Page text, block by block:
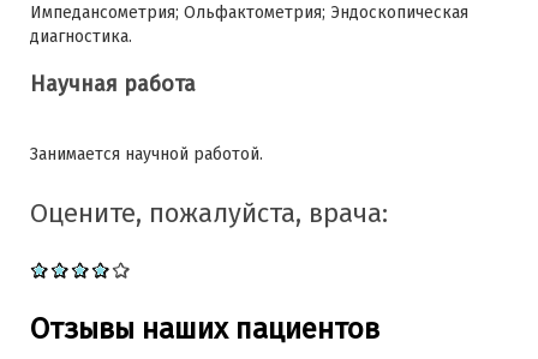
Импедансометрия; Ольфактометрия; Эндоскопическая
диагностика.
Научная работа
Занимается научной работой.
Оцените, пожалуйста, врача:
Отзывы наших пациентов